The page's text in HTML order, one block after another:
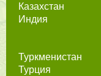
Казахстан
Индия
Туркменистан
Турция